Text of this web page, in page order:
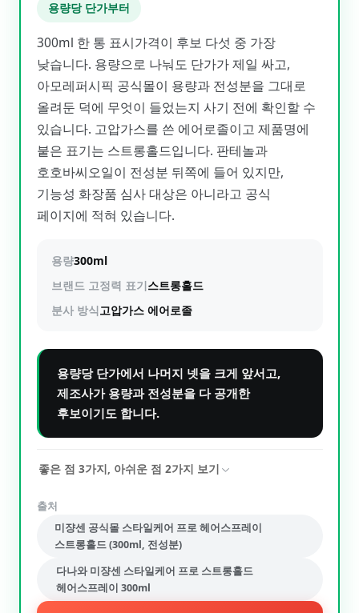
용량당 단가부터
300ml 한 통 표시가격이 후보 다섯 중 가장
낮습니다. 용량으로 나눠도 단가가 제일 싸고,
아모레퍼시픽 공식몰이 용량과 전성분을 그대로
올려둔 덕에 무엇이 들었는지 사기 전에 확인할 수
있습니다. 고압가스를 쓴 에어로졸이고 제품명에
붙은 표기는 스트롱홀드입니다. 판테놀과
호호바씨오일이 전성분 뒤쪽에 들어 있지만,
기능성 화장품 심사 대상은 아니라고 공식
페이지에 적혀 있습니다.
용량300ml
브랜드 고정력 표기스트롱홀드
분사 방식고압가스 에어로졸
용량당 단가에서 나머지 넷을 크게 앞서고,
제조사가 용량과 전성분을 다 공개한
후보이기도 합니다.
좋은 점 3가지, 아쉬운 점 2가지 보기
출처
미쟝센 공식몰 스타일케어 프로 헤어스프레이
스트롱홀드 (300ml, 전성분)
다나와 미쟝센 스타일케어 프로 스트롱홀드
헤어스프레이 300ml